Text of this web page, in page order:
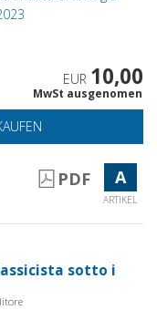
EUR 10,00
MwSt ausgenomen
PDF A
ARTIKEL
sotto i